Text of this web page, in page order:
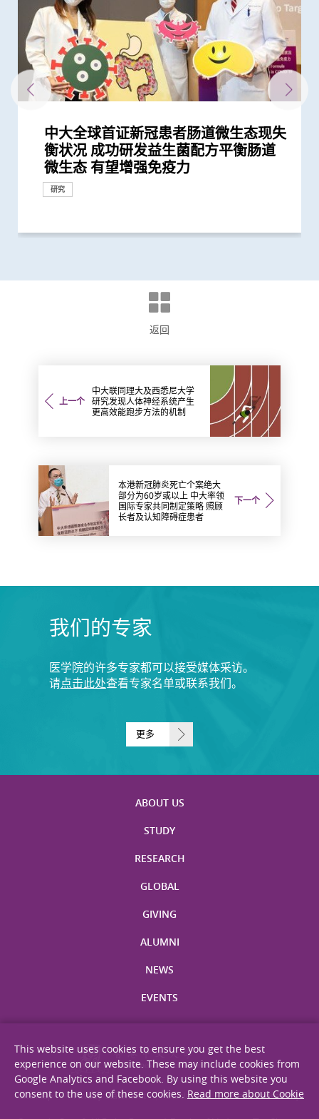
中大全球首证新冠患者肠道微生态现失
衡状况 成功研发益生菌配方平衡肠道
微生态 有望增强免疫力
研究
中大医学院大型临床研究证实口服微胶
囊活菌配方SIM01有效纾缓新冠后遗症
研究
中大医学院进行亚洲最大型长新冠研究
推算生殖系统徵状如性功能障碍困扰逾
40万港人
研究
中大医学院获医管局支持开展香港首个
大型长新冠研究 协助政府策划更全面
的长新冠医疗服务
研究
中大医学院研究指幼儿成为新冠病毒
「隐形传播者」的风险不容忽视 病毒
载量及带活性病毒的比例偏高 持续带...
研究
中大医学院研究指出优化肠道微生态有
望提升新冠疫苗安全及成效
研究
中大发现新冠患者的肠道内缺乏可调节
免疫力的益菌 八成新冠患者出现「长
新冠」症状 肠道微生态失衡成关键
研究
四成港人肠道微生态失衡情况与新冠患
者类似 中大研发「微生态免疫力配
方」证有效促进新冠患者康复 有望提...
研究
中大医学院为机场抵港人士提供免费粪
便检测服务 首阶段以儿童及婴孩为目
标 助揪出感染新型冠状病毒「隐形个...
临床服务
中大发现新型冠状病毒于呼吸道清除后
仍存留于粪便 计划为检疫中心隔离人
士化验粪便 及早揪出「隐形个案」减...
研究
中大成立亚洲首间「微生物移植及研究
中心」
研究
中大研究揭示婴儿早期表观遗传改变及
肠道微生态 或影响日后脑部发展
研究
中大首创透过调节肠道菌群 成功纾缓
儿童焦虑及感官过敏症状
研究
中大研究指出过度清洁消毒增加湿疹等
过敏症风险
研究
中大利用肠道微生物辨别慢性肠道疾病
研究
中大研究揭示患妊娠糖尿病孕妇肠道微
生态改变 影响婴儿早期神经发育
研究
中大利用肠道微生物开发精准工具诊断
自闭症有助及早评估自闭风险 另一先
导临床研究显示调节肠道微生态可缓...
研究
中大医学院两学者当选欧洲科学院外籍
院士 成2024年「医学及兽医科学」仅
有来自香港的学者
奖项及荣誉
中大医学院肠胃科率领全球多国专家制
定临床指引 以「非入侵性生物标志
物」筛查大肠癌
研究
中大崭新技术 以粪便细菌基因侦测大
肠癌及瘜肉复发 灵敏度逾九成
研究
中大医学院调查发现 仅4分之1未接种
新冠疫苗人士有意於未来半年接种 必
须尽快增加接种诱因
研究
中大医学院推算全港约有二万名未被发
现新冠感染者 研究证实本港所有疫苗
接种者均产生中和抗体 呼吁透过接种...
研究
中大医学院与海外外科专家联合建议
新冠患者将手术延后七星期以减低死亡
风险
国际合作
中大医学院调查发现政府在推动新冠疫
苗接种上扮演最重要角色
研究
中大招募三千港人 侦查隐性新冠感染
拆解防疫关键
研究
婴儿肠道菌群影响一生 中大团队研
「三岁定八十」之谜
研究
中大公布世界首个全球「炎症性肠病」
於本世纪发病率及流行率系统性回顾研
究 发现本港发病率於过去30年急升...
研究
中大黄秀娟教授获颁中国工程界最高荣
誉「光华工程科技奖」 成为今届医药
衞生领域唯一香港学者
奖项及荣誉
中大医学院推出「琢妍医学人才培育计
划」吸纳百位顶尖女性人才 善用香港
制度优势 打造国际女性医学科研人...
里程碑
中大研究揭示未来十年香港每千人将有
一人患上炎症性肠病 医疗负担飙升至
每年逾四亿港元 情况急需正视
研究
中大与加拿大卡尔加里大学领导全球
「炎症性肠病」流行病学研究 建立炎
症性肠病四阶段演变模型 预测各地区...
研究
中大医学院研究指出肠道益菌产生的短
链脂肪酸 能提升免疫力对抗流感及其
他病毒感染
研究
中大医学院开创儿童宏基因组组装基因
组数据库（MAGIC） 促进生命早期微
生物群研究
研究
中大医学院研究显示口服抗病毒药物
「帕克斯洛维德」可将免疫力弱患者的
新冠后死亡风险降低42% 并揭示其与...
研究
陈家亮教授获颁「光华工程科技奖」
中国工程界最高荣誉 本届「医药衞
生」领域唯一香港学者
奖项及荣誉
黄秀娟教授成为全国首位女性医生科学
家获选「新基石研究学者」其领导之新
基石科学实验室将拆解饮食如何影响...
奖项及荣誉
中大研究显示口服抗病毒药物「帕克斯
洛维德」可降低新冠住院患者急症期后
死亡和出现后遗症的风险
研究
中大分析文字报告发现新冠症状会随病
毒变异及疫苗接种情况改变 并证实人
工智能大型语言模型有助传染病研究
研究
中大医学院发现良性前列腺增生患者感
染新冠病毒后 泌尿系统出现并发症风
险可高达五倍
研究
中大研究估算在本港新冠Omicron病
毒流行期间 半数感染个案未被发现
研究
中大医学院研发的SIM01微生态配方有
效纾缓新冠后遗症 研究结果刚发表於
国际权威医学期刊 《刺针传染病学》
研究
中大医学院黄秀娟教授成香港首位医生
科学家获选为新基石研究员
奖项及荣誉
中大医学院发现可预测新冠疫苗长期药
效的肠道微生物和代谢物标记
研究
中大获李嘉诚先生捐赠港币三千万元
支持医学院发展人工智能 进一步加强
医学教研
捐款
中大研究发现香港儿童近视率创新高
新冠疫情后六岁儿童患近视人数倍增
低浓度阿托品眼药水结合红光疗法研...
研究
中大威院研究证实新冠抗病毒药适用於
严重肾病患者
研究
研究揭示在怀孕期间感染2019冠状病毒
病 如何对胎盘造成不良影响
研究
中大医学院建立国际认可生物样本库
推动香港成为大湾区新医药科研中心
里程碑
新冠疫苗复必泰及科兴引发之「T细胞
反应」可有效预防不同新冠病毒变异株
引起的严重疾病
研究
中大研究证实新冠口服药有效降低院舍
长者五成入院风险及防止病情恶化
研究
中大研究显示新冠风土化期间市民愿意
继续戴口罩及用酒精消毒液洁手 但接
种新冠疫苗加强剂意愿偏低
研究
裘槎医学科学教授黄秀娟教授就职演
讲： 「众里寻『它』千百度」
奖项及荣誉
港大及中大医学院联合研究证实 吸烟
及肥胖令患上重症新冠肺炎的风险增加
65%至81%
研究
中大「三岁定八十」跨学科研究 拆解
怀孕期肠道微生态如何降低婴儿患炎症
性肠病风险
研究
大型临床研究证中大肠道微生态配方
(SIM01) 能减新冠及其他细菌和病毒感
染风险
研究
中大医学院就行政长官今日(10月19日)
发表2022施政报告的回应
回应
中大研究建议本港安老院舍应维持现有
防疫措施
研究
中大港大研究发现新冠口服药可降低住
院患者死亡风险近八成 并可显著减低
门诊患者入院率近九成
研究
中大成功开发实时生物信息平台评估新
冠疫苗效用 针对变异病毒 准确度达
95%
研究
本港儿童疫情期间生活习惯全线失守
疫下儿童超重和肥胖比率增近两倍 疫
后抗拒「重回正轨」
研究
中大获李嘉诚基金会捐赠港币1.5亿元
支持生物医学科技的科研发展
捐款
中大研究发现接种疫苗加强剂有效提高
母乳中新冠病毒抗体 保护年幼婴儿
研究
中大研究显示第三剂疫苗是高危群组抵
抗新冠病毒感染的关键
研究
港大及中大医学院联合研究发现已接种
疫苗人士 在感染新型冠状病毒变异株
Omicron后能对不同的新冠病毒变异...
研究
中大临床研究中心与中大医院合作 进
行香港首个专为新冠肺炎研发的口服药
物临床研究
研究
中大医学院全球首证有「长新冠型肠道
微生态」利用肠道微生态可准确预测、
诊断及治疗「长新冠」
研究
中大医学院研究显示新冠康复者有较高
风险出现干眼症
研究
中大医学院联同九龙城民政事务处举办
社区学童疫苗接种计划 目标为2,000名
市民接种新冠疫苗
健康推广计划
港大及中大医学院联合研究发现 吸烟
增加患上新冠肺炎的风险
研究
中大医学院就2022-23财政预算案的回
应
回应
中大港大干细胞研究揭示新冠病毒诱发
血管炎症新机制
研究
中大研究发现肠道微生态失衡与「长新
冠」息息相关
研究
一月七日起重启部分严谨社交距离措施
后的香港疫情估算
研究
港大及中大医学院联合研究发现 第三
剂复必泰疫苗能提供足够抗体 抵抗新
型冠状病毒变异株Omicron
研究
港大及中大医学院联合研究发现 新型
冠状病毒变异株 Omicron 可大幅减低
复必泰疫苗的病毒中和能力
研究
中大港大联合研究发现「青春双歧杆
菌」可加强新冠疫苗成效
研究
中大研究揭示新冠肺炎患者急性肾损伤
的新机制和治疗方法
研究
中大研究显示订立标准的实验设置有助
确保新冠病毒核酸检测表现
研究
澄清 -- 中大医学院澄清启事
回应
中大发现新冠疫情期间本港学童近视发
病率为疫情前2.5倍 研究指减少户外活
动时间及增加使用电子产品为主因
研究
中大与港大医学院带领国际科研团队发
现丙肝药物可治新冠肺炎
研究
中大研究显示新冠病毒抗体可经母体传
至胎儿
研究
中大揭肠道微生态失衡为「炎症性肠
病」致病关键 团队获近1,600万港元资
助成立全球数据库 致力遏止全球个案...
研究
中大证实以鼻纸条采集鼻液样本检测新
冠肺炎安全、简易及准确度高 适用於
不同年龄层 提倡广泛使用以达更佳疫...
研究
中大研究显示社区接触环境对新冠肺炎
传播起关键作用 娱乐场所是传播次数
最多的主要接触环境
研究
本港新冠肺炎死亡个案绝大部分为60岁
或以上 中大率领国际专家共同制定策
略 照顾长者及认知障碍症患者
研究
中大研究显示新冠肺炎患者常见有肝脏
受损问题 建议监测患者肝功能 及早发
现病情恶化
研究
中大全基因组测序技术为惯性流产夫妇
作更精准的遗传病因检测及诊断
研究
中大发现糖尿病或为感染新冠肺炎高危
因素 研究有助了解病毒致病潜在机制
研究
中大医学院领导的调查显示 全球泌尿
科服务因新冠病毒大流行而被严重推迟
研究
中大医学院公布「2019新型冠状病毒社
区研究」结果
研究
中大医学院两名杰出学者 获裘槎基金
会颁发「裘槎优秀医学科研者奖2020」
奖项及荣誉
中大设计的介入措施有效提升本地幼童
流感疫苗接种率
研究
「香港中文大学卓越儿童健康研究所」
正式成立 结合全球跨学科力量 促进儿
童健康和福祉
健康推广计划
中大研究揭示子宫颈癌疫苗接种计划的
成功关键
研究
陈家亮教授成首位华人获颁「美国肠胃
科医学院国际领袖大奖」
奖项及荣誉
中大率先将「文物观赏」融入医学教育
效法耶鲁医学院模式 提升观察及表达
能力 裨益临床诊症
教育
中大公布全球首个幽门螺旋菌流行病学
大型分析 揭全球44亿人感染 亚洲包括
香港逾半人口为带菌者
研究
中大伙澳洲专家研究东半球炎症性肠病
获近年最大研究资助金额 势揭肠道微
生物群之谜
研究
中大研究证轮状病毒疫苗对香港儿童非
常有效
研究
中大公布全球首项「针对亚士匹灵引致
肠道出血」的新发现 停服亚士匹灵可
增加患严重心血管疾病及死亡风险逾...
研究
中大进行全球首项大型青少年流行病学
统计 发现滥用冰毒会引致下尿路症状
临床服务
中大全球首项研究确认新大肠癌高风险
群组
研究
中大研究发现本地每5名口咽癌患者1人
感染HPV病毒 推公众筛查以了解口腔感
染HPV情况
研究
中大就七种常见呼吸道病毒进行全港首
个流行病学分析 发现「呼吸道合胞病
毒」及「甲型流感」为两大致命病毒
研究
中大医学院研「前列腺动脉栓塞术」治
前列腺肥大 9成病人经新法治疗后可正
常排尿
临床服务
中大筛查发现每三名社区长者就有一人
患脑小血管病 藉世界中风日呼吁及早
预防
临床服务
中大研究「肠道微生物移植」治疗难辨
梭菌感染 治愈率为传统抗生素治疗的3
倍
研究
中大推行香港儿童眼疾普查研究计划
临床服务
中大及威院共同引入超新科技3D医学
影像系统 辐射量较传统X光减少逾九成
临床服务
中大医学院妇科李天照教授传媒茶聚
谈惯性流产
临床服务
中大发现本港孕妇乙肝带菌率维持偏高
与25年前未引入初生婴儿全面疫苗计划
时相若
研究
中大提倡结合房颤筛查及药物教育 助
长者减低中风风险
临床服务
中大研究发现成年人及长者感染呼吸道
合胞病毒和流感病毒可致命
研究
香港和澳门的炎症性肠病新增个案高踞
亚太区首三位 中大成立资料库助市民
增加认知
研究
中大发现四成冠心病高危人士患有大肠
癌前期肿瘤
研究
中大发现新型流感疫苗有助本港更有效
控制流行性感冒
研究
大肠癌将成为香港头号癌症 中大引入
大肠胶囊内视镜助预防大肠癌
外科创新技术
中大发现本港三成无病征的市民被确诊
有大肠癌前期肿瘤
研究
中大引进双球小肠镜治疗小肠疾病
临床服务
中大首创大肠瘜肉预测指数及早预防肠
癌
临床服务
中大公布本港严重人类猪型流感的最新
情况
研究
返回
上一个
中大联同理大及西悉尼大学
研究发现人体神经系统产生
更高效能跑步方法的机制
下一个
本港新冠肺炎死亡个案绝大
部分为60岁或以上 中大率领
国际专家共同制定策略 照顾
长者及认知障碍症患者
我们的专家
医学院的许多专家都可以接受媒体采访。
请点击此处查看专家名单或联系我们。
更多
ABOUT US
STUDY
RESEARCH
GLOBAL
GIVING
ALUMNI
NEWS
EVENTS
Site Map Privacy Statement Disclaimer Web Accessibility
This website uses cookies to ensure you get the best
experience on our website. These may include cookies from
Google Analytics and Facebook. By using this website you
consent to the use of these cookies. Read more about Cookie